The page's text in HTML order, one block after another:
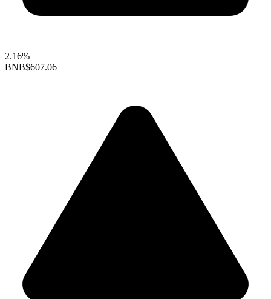
2.16%
BNB$607.06